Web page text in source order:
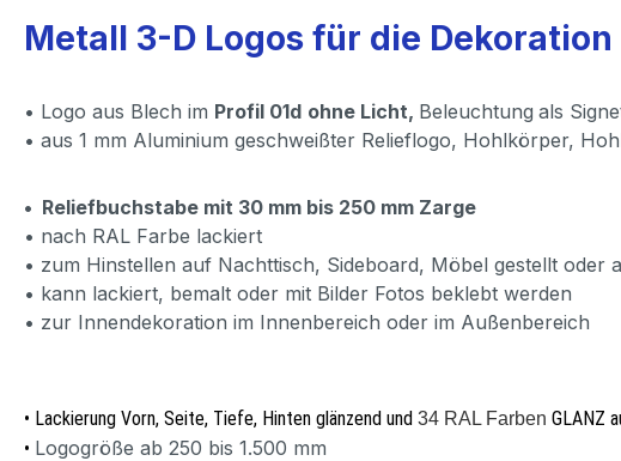
Metall 3-D Logos für die
• Logo aus Blech im Profil 01d ohne Licht, Beleuchtung als
• aus 1 mm Aluminium geschweißter Relieflogo, Hohlkörper,
• Reliefbuchstabe mit 30 mm bis 250 mm Zarge
• nach RAL Farbe lackiert
• zum Hinstellen auf Nachttisch, Sideboard, Möbel gestellt oder
• kann lackiert, bemalt oder mit Bilder Fotos beklebt werden
• zur Innendekoration im Innenbereich oder im Außenbereich
• Lackierung Vorn, Seite, Tiefe, Hinten glänzend und 34 RAL Farben GLANZ
• Logogröße ab 250 bis 1.500 mm